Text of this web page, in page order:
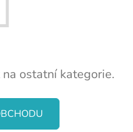
ostatní kategorie.